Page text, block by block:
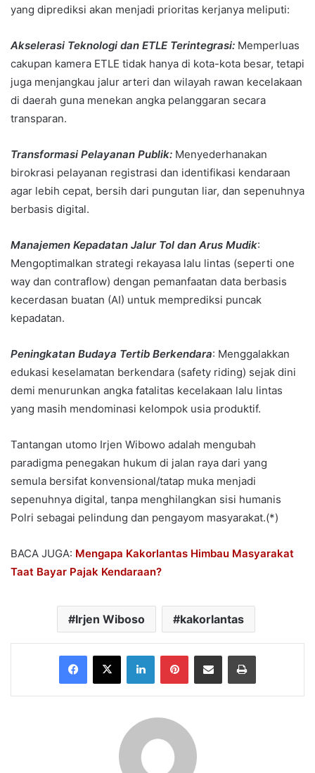
yang diprediksi akan menjadi prioritas kerjanya meliputi:
Akselerasi Teknologi dan ETLE Terintegrasi: Memperluas
cakupan kamera ETLE tidak hanya di kota-kota besar, tetapi
juga menjangkau jalur arteri dan wilayah rawan kecelakaan
di daerah guna menekan angka pelanggaran secara
transparan.
Transformasi Pelayanan Publik: Menyederhanakan
birokrasi pelayanan registrasi dan identifikasi kendaraan
agar lebih cepat, bersih dari pungutan liar, dan sepenuhnya
berbasis digital.
Manajemen Kepadatan Jalur Tol dan Arus Mudik:
Mengoptimalkan strategi rekayasa lalu lintas (seperti one
way dan contraflow) dengan pemanfaatan data berbasis
kecerdasan buatan (AI) untuk memprediksi puncak
kepadatan.
Peningkatan Budaya Tertib Berkendara: Menggalakkan
edukasi keselamatan berkendara (safety riding) sejak dini
demi menurunkan angka fatalitas kecelakaan lalu lintas
yang masih mendominasi kelompok usia produktif.
Tantangan utomo Irjen Wibowo adalah mengubah
paradigma penegakan hukum di jalan raya dari yang
semula bersifat konvensional/tatap muka menjadi
sepenuhnya digital, tanpa menghilangkan sisi humanis
Polri sebagai pelindung dan pengayom masyarakat.(*)
BACA JUGA: Mengapa Kakorlantas Himbau Masyarakat
Taat Bayar Pajak Kendaraan?
Irjen Wiboso kakorlantas
Facebook
X LinkedInPinterestShare via Email Print